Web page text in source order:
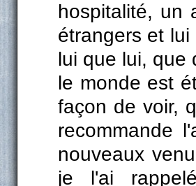
hospitalité, un
étrangers et
lui que lui, que
le monde est
façon de voir,
recommande
nouveaux
je l'ai